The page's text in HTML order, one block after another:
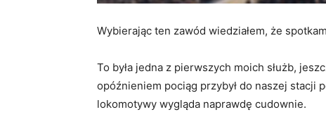
Wybierając ten zawód wiedziałem, że
To była jedna z pierwszych moich służb,
opóźnieniem pociąg przybył do naszej stacji
lokomotywy wygląda naprawdę cudownie.